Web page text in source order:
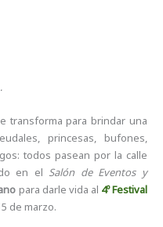
transforma para brindar una
princesas, bufones,
todos pasean por la calle
en el Salón de Eventos y
para darle vida al 4º Festival
de marzo.